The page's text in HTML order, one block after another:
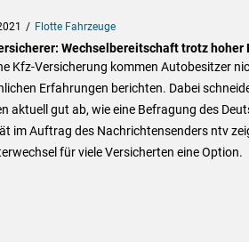
Flotte Fahrzeuge
Wechselbereitschaft trotz hoher
Kfz-Versicherung kommen Autobesitzer
Erfahrungen berichten. Dabei
aktuell gut ab, wie eine Befragung des
im Auftrag des Nachrichtensenders ntv
für viele Versicherten eine Option.